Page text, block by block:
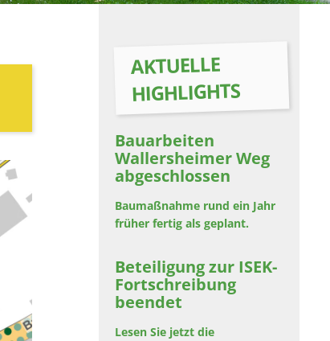
AKTUELLE
HIGHLIGHTS
Bauarbeiten
Wallersheimer Weg
abgeschlossen
Baumaßnahme rund ein Jahr
früher fertig als geplant.
Beteiligung zur ISEK-
Fortschreibung
beendet
Lesen Sie jetzt die